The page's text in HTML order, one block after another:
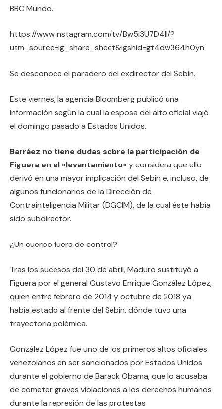
BBC Mundo.
https://www.instagram.com/tv/Bw5i3U7D4lI/?
utm_source=ig_share_sheet&igshid=gt4dw364h0yn
Se desconoce el paradero del exdirector del Sebin.
Este viernes, la agencia Bloomberg publicó una
información según la cual la esposa del alto oficial viajó
el domingo pasado a Estados Unidos.
Barráez no tiene dudas sobre la participación de
Figuera en el «levantamiento»y considera que ello
derivó en una mayor implicación del Sebin e, incluso, de
algunos funcionarios de la Dirección de
Contrainteligencia Militar (DGCIM), de la cual éste había
sido subdirector.
¿Un cuerpo fuera de control?
Tras los sucesos del 30 de abril, Maduro sustituyó a
Figuera por el general Gustavo Enrique González López,
quien entre febrero de 2014 y octubre de 2018 ya
había estado al frente del Sebin, dónde tuvo una
trayectoria polémica.
González López fue uno de los primeros altos oficiales
venezolanos en ser sancionados por Estados Unidos
durante el gobierno de Barack Obama, que lo acusaba
de cometer graves violaciones a los derechos humanos
durante la represión de las protestas